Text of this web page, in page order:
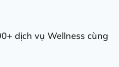
dịch vụ Wellness cùng